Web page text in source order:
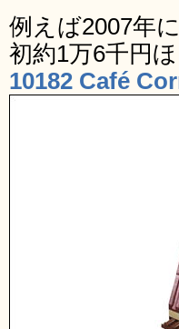
例えば2007年
初約1万6千円ほ
10182 Café